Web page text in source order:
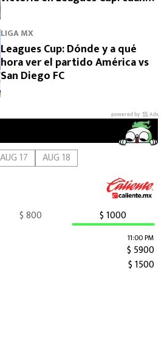
LIGA MX
Leagues Cup: Dónde y a qué
hora ver el partido América vs
San Diego FC